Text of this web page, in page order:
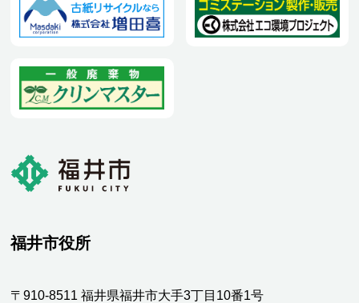
福井市役所
〒910-8511 福井県福井市大手3丁目10番1号